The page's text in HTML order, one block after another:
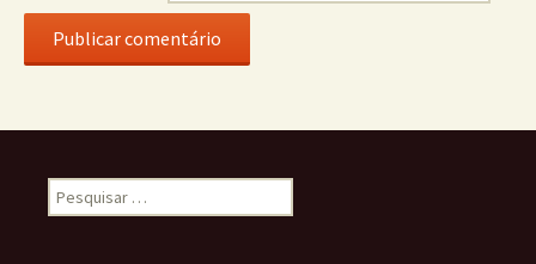
Pesquisar
por: